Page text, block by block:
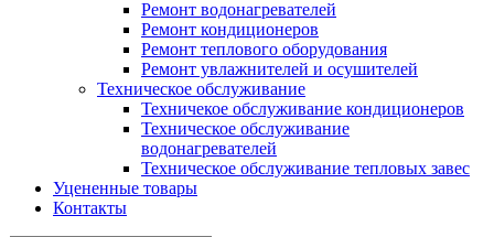
Ремонт водонагревателей
Ремонт кондиционеров
Ремонт теплового оборудования
Ремонт увлажнителей и осушителей
Техническое обслуживание
Техничекое обслуживание кондиционеров
Техническое обслуживание
водонагревателей
Техническое обслуживание тепловых завес
Уцененные товары
Контакты